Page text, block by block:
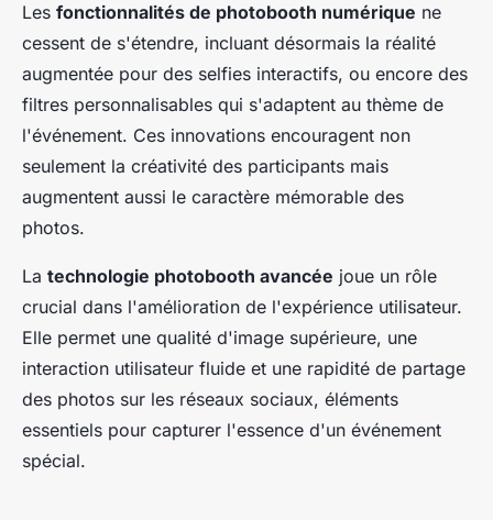
Les fonctionnalités de photobooth numérique ne
cessent de s'étendre, incluant désormais la réalité
augmentée pour des selfies interactifs, ou encore des
filtres personnalisables qui s'adaptent au thème de
l'événement. Ces innovations encouragent non
seulement la créativité des participants mais
augmentent aussi le caractère mémorable des
photos.
La technologie photobooth avancée joue un rôle
crucial dans l'amélioration de l'expérience utilisateur.
Elle permet une qualité d'image supérieure, une
interaction utilisateur fluide et une rapidité de partage
des photos sur les réseaux sociaux, éléments
essentiels pour capturer l'essence d'un événement
spécial.